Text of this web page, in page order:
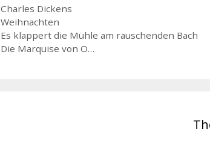
Kategorien
Charles Dickens
Schlagwörter
Weihnachten
Es klappert die Mühle am rauschenden Bach
Die Marquise von O…